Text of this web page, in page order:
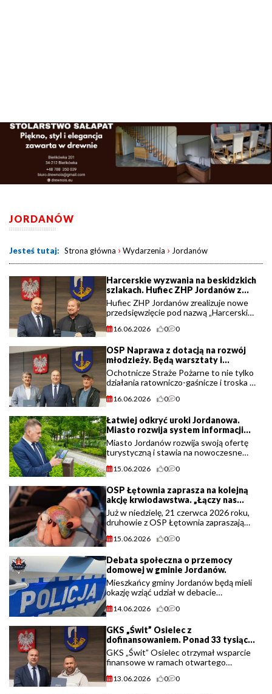
JORDANÓW
Jesteś tutaj: Strona główna › Wydarzenia › Jordanów
Harcerskie wyzwania na beskidzkich
szlakach. Hufiec ZHP Jordanów z
dofinansowaniem gminy.
Hufiec ZHP Jordanów zrealizuje nowe
przedsięwzięcie pod nazwą „Harcerskie
turystycznym w Beskidach”. Projekt
(...)
16.06.2026 0 0
OSP Naprawa z dotacją na rozwój
młodzieży. Będą warsztaty i
wyjazdy.
Ochotnicze Straże Pożarne to nie tylko
działania ratowniczo-gaśnicze i troska o
Jednostki coraz częściej angażują się
16.06.2026 0 0
Łatwiej odkryć uroki Jordanowa.
Miasto rozwija system informacji
turystycznej.
Miasto Jordanów rozwija swoją ofertę
turystyczną i stawia na nowoczesne
odwiedzających. W przestrzeni miejskiej
15.06.2026 0 0
OSP Łętownia zaprasza na kolejną
akcję krwiodawstwa. „Łączy nas
krew, która ratuje życie!”
Już w niedzielę, 21 czerwca 2026 roku,
druhowie z OSP Łętownia zapraszają
honorowego krwiodawstwa.
Łętownia (...)
15.06.2026 0 0
Debata społeczna o przemocy
domowej w gminie Jordanów.
Mieszkańcy gminy Jordanów będą mieli
okazję wziąć udział w debacie
przemocy domowej. Spotkanie odbędzie
13:00 w (...)
14.06.2026 0 0
GKS „Świt” Osielec z
dofinansowaniem. Ponad 33 tysiące
złotych na szkolenie młodych
piłkarzy.
GKS „Świt” Osielec otrzymał wsparcie
finansowe w ramach otwartego
publicznych z zakresu upowszechniania
13.06.2026 0 0